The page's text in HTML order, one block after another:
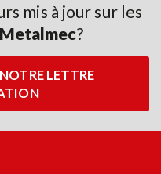
mis à jour sur les
Metalmec?
LETTRE